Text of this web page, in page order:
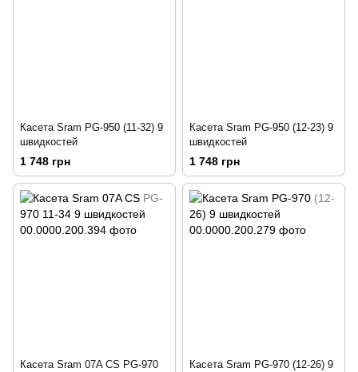
Касета Sram PG-950 (11-32) 9
швидкостей
1 748 грн
Касета Sram PG-950 (12-23) 9
швидкостей
1 748 грн
Касета Sram 07A CS PG-970
Касета Sram PG-970 (12-26) 9